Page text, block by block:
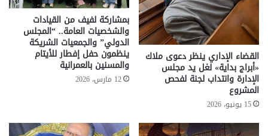
القضاء الإداري ينظر دعوى ملاك
«أبراج بداية» لغل يد مجلس
الإدارة وانتداب لجنة لفحص
المشروع
15 يونيو، 2026
بمشاركة لفيف من القيادات
والشخصيات العامة.. “المجلس
الدولي” والجمعيات الشريكة
ينظمون حفل إفطار للأيتام
والمسنين بالعمرانية
12 مارس، 2026